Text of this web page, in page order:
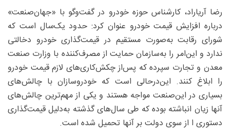
رضا آریا‌راد، کارشناس حوزه خودرو در گفت‌وگو با «جهان‌صنعت‌»
درباره افزایش قیمت خودرو عنوان کرد: حدود یک‌‌سال است که
شورای رقابت به‌صورت مستقیم در قیمت‌گذاری خودرو دخالتی
ندارد و این‌امر را به‌سازمان حمایت از مصرف‌کننده با وزارت صنعت
معدن و تجارت سپرده که پس‌از چکش‌کاری‌های لازم قیمت خودرو
را ابلاغ کنند. این‌درحالی است که خودروسازان با چالش‌های
بسیاری در این‌صنعت مواجه هستند و یکی از مهم‌ترین چالش‌های
آنها زیان انباشته بوده که طی سال‌های گذشته به‌دلیل قیمت‌گذاری
دستوری ا از سوی دولت بر آنها تحمیل شده است.